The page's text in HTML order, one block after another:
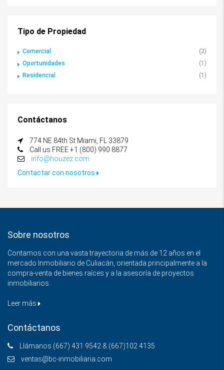
Tipo de Propiedad
Comercial
(2)
Oportunidades
(1)
Residencial
(1)
Contáctanos
774 NE 84th St Miami, FL 33879
Call us FREE +1 (800) 990 8877
info@houzez.com
Contactar con nosotros
Sobre nosotros
Contamos con una vasta trayectoria de más de 12 años en el
mercado Inmobiliario de Culiacán, orientada principalmente a la
compra-venta de bienes raíces y a la asesoría de proyectos
inmobiliarios.
Leer más
Contáctanos
Llámanos (667) 431 9542 & (667)102 4135
ventas@bc-inmobiliaria.com